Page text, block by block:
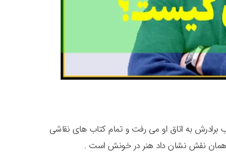
برادرش به اتاق او می رفت و تمام کتاب های نقاشی
همان نقش نشان داد هنر در خونش است .